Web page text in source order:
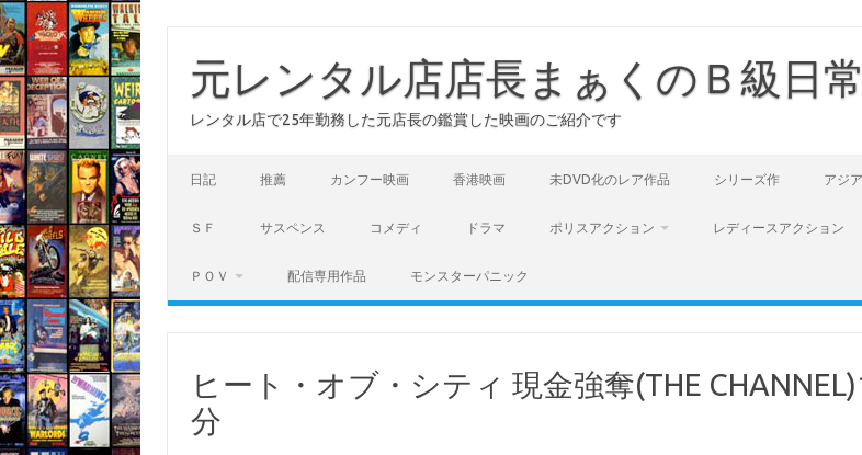
元レンタル店店長まぁくのＢ級日
レンタル店で25年勤務した元店長の鑑賞した映画のご紹介です
日記 推薦 カンフー映画 香港映画 未DVD化のレア作品 シリーズ作 アジ
ＳＦ サスペンス コメディ ドラマ ポリスアクション レディースアクション
ＰＯＶ 配信専用作品 モンスターパニック
ヒート・オブ・シティ 現金強奪(THE
分